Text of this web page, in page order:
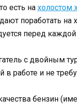
есть на холостом
поработать на
перед каждой
с двойным
в работе и не
бензин